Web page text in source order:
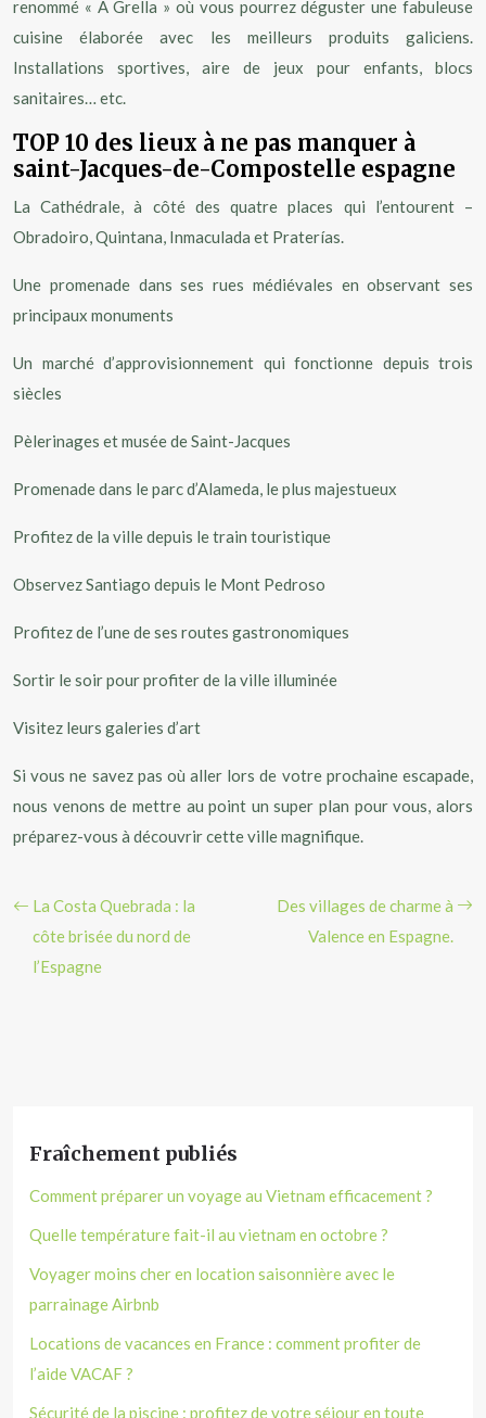
renommé « A Grella » où vous pourrez déguster une fabuleuse
cuisine élaborée avec les meilleurs produits galiciens.
Installations sportives, aire de jeux pour enfants, blocs
sanitaires… etc.
TOP 10 des lieux à ne pas manquer à
saint-Jacques-de-Compostelle espagne
La Cathédrale, à côté des quatre places qui l’entourent –
Obradoiro, Quintana, Inmaculada et Praterías.
Une promenade dans ses rues médiévales en observant ses
principaux monuments
Un marché d’approvisionnement qui fonctionne depuis trois
siècles
Pèlerinages et musée de Saint-Jacques
Promenade dans le parc d’Alameda, le plus majestueux
Profitez de la ville depuis le train touristique
Observez Santiago depuis le Mont Pedroso
Profitez de l’une de ses routes gastronomiques
Sortir le soir pour profiter de la ville illuminée
Visitez leurs galeries d’art
Si vous ne savez pas où aller lors de votre prochaine escapade,
nous venons de mettre au point un super plan pour vous, alors
préparez-vous à découvrir cette ville magnifique.
La Costa Quebrada : la
côte brisée du nord de
l’Espagne
Des villages de charme à
Valence en Espagne.
Fraîchement publiés
Comment préparer un voyage au Vietnam efficacement ?
Quelle température fait-il au vietnam en octobre ?
Voyager moins cher en location saisonnière avec le
parrainage Airbnb
Locations de vacances en France : comment profiter de
l’aide VACAF ?
Sécurité de la piscine : profitez de votre séjour en toute